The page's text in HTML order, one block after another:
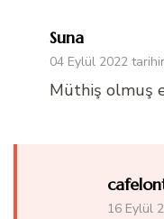
Suna
04 Eylül 2022
Müthiş olmuş
16 Eylül